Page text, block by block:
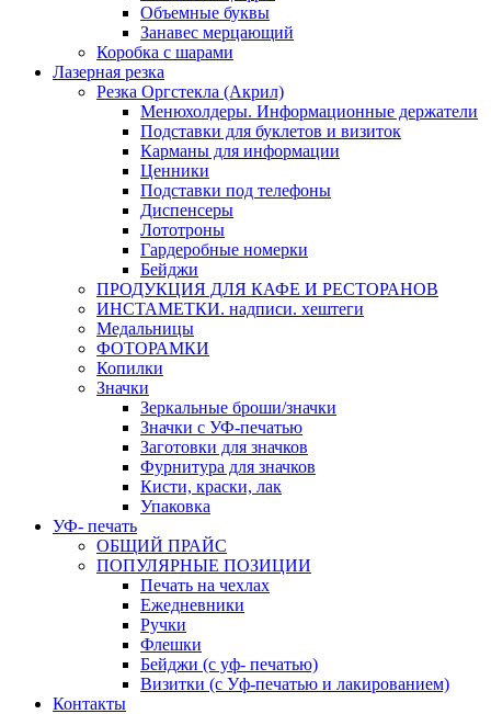
Объемные буквы
Занавес мерцающий
Коробка с шарами
Лазерная резка
Резка Оргстекла (Акрил)
Менюхолдеры. Информационные держатели
Подставки для буклетов и визиток
Карманы для информации
Ценники
Подставки под телефоны
Диспенсеры
Лототроны
Гардеробные номерки
Бейджи
ПРОДУКЦИЯ ДЛЯ КАФЕ И РЕСТОРАНОВ
ИНСТАМЕТКИ. надписи. хештеги
Медальницы
ФОТОРАМКИ
Копилки
Значки
Зеркальные броши/значки
Значки с УФ-печатью
Заготовки для значков
Фурнитура для значков
Кисти, краски, лак
Упаковка
УФ- печать
ОБЩИЙ ПРАЙС
ПОПУЛЯРНЫЕ ПОЗИЦИИ
Печать на чехлах
Ежедневники
Ручки
Флешки
Бейджи (с уф- печатью)
Визитки (с Уф-печатью и лакированием)
Контакты